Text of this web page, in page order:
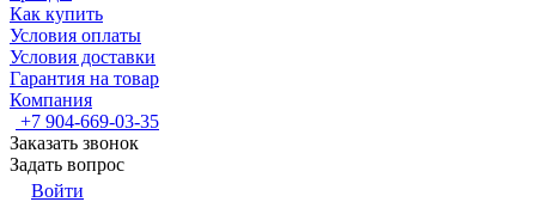
Как купить
Условия оплаты
Условия доставки
Гарантия на товар
Компания
+7 904-669-03-35
Заказать звонок
Задать вопрос
Войти